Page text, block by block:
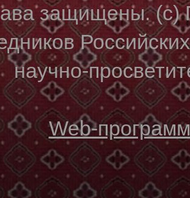
защищены. (с)
научно-
Web-